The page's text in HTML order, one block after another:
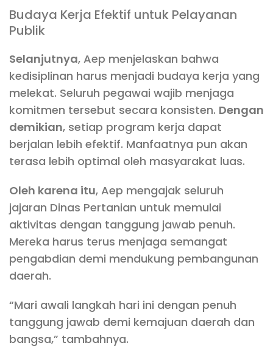
Budaya Kerja Efektif untuk Pelayanan
Publik
Selanjutnya, Aep menjelaskan bahwa
kedisiplinan harus menjadi budaya kerja yang
melekat. Seluruh pegawai wajib menjaga
komitmen tersebut secara konsisten. Dengan
demikian, setiap program kerja dapat
berjalan lebih efektif. Manfaatnya pun akan
terasa lebih optimal oleh masyarakat luas.
Oleh karena itu, Aep mengajak seluruh
jajaran Dinas Pertanian untuk memulai
aktivitas dengan tanggung jawab penuh.
Mereka harus terus menjaga semangat
pengabdian demi mendukung pembangunan
daerah.
“Mari awali langkah hari ini dengan penuh
tanggung jawab demi kemajuan daerah dan
bangsa,” tambahnya.